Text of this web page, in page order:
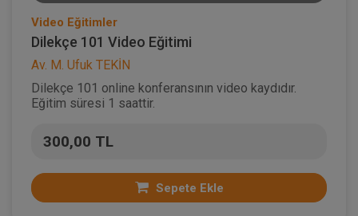
Video Eğitimler
Dilekçe 101 Video Eğitimi
Av. M. Ufuk TEKİN
Dilekçe 101 online konferansının video kaydıdır.
Eğitim süresi 1 saattir.
300,00 TL
Sepete Ekle